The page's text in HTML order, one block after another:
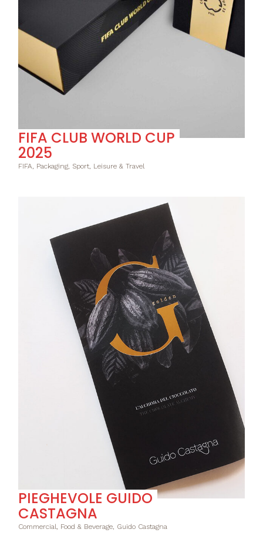
FIFA CLUB WORLD CUP
2025
FIFA, Packaging, Sport, Leisure & Travel
PIEGHEVOLE GUIDO
CASTAGNA
Commercial, Food & Beverage, Guido Castagna